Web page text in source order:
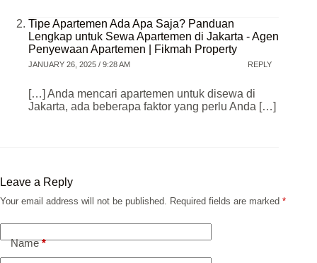
Tipe Apartemen Ada Apa Saja? Panduan
Lengkap untuk Sewa Apartemen di Jakarta - Agen
Penyewaan Apartemen | Fikmah Property
JANUARY 26, 2025 / 9:28 AM REPLY
[…] Anda mencari apartemen untuk disewa di
Jakarta, ada beberapa faktor yang perlu Anda […]
Leave a Reply
Your email address will not be published. Required fields are marked *
Name*